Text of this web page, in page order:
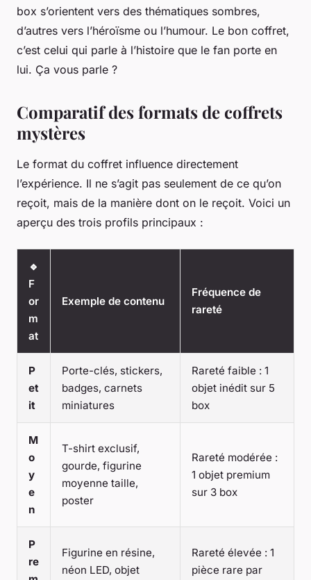
box s’orientent vers des thématiques sombres,
d’autres vers l’héroïsme ou l’humour. Le bon coffret,
c’est celui qui parle à l’histoire que le fan porte en
lui. Ça vous parle ?
Comparatif des formats de coffrets
mystères
Le format du coffret influence directement
l’expérience. Il ne s’agit pas seulement de ce qu’on
reçoit, mais de la manière dont on le reçoit. Voici un
aperçu des trois profils principaux :
🔹
F
or
m
at
Exemple de contenu
Fréquence de
rareté
P
et
it
Porte-clés, stickers,
badges, carnets
miniatures
Rareté faible : 1
objet inédit sur 5
box
M
o
y
e
n
T-shirt exclusif,
gourde, figurine
moyenne taille,
poster
Rareté modérée :
1 objet premium
sur 3 box
P
re
Figurine en résine,
néon LED, objet
Rareté élevée : 1
pièce rare par